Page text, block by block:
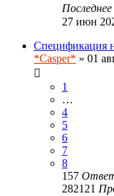
27 июн
Спецификация
*Casper* » 01
1
…
4
5
6
7
8
157
282121